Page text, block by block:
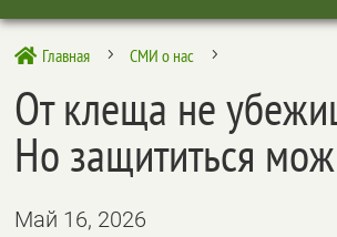
 Главная 5 СМИ о нас 5
От клеща не
Но защититься
Май 16, 2026